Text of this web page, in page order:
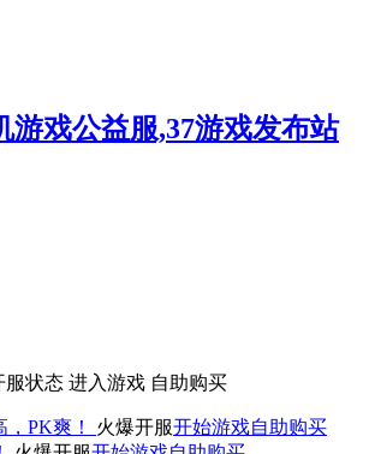
服状态 进入游戏 自助购买
PK爽！ 火爆开服开始游戏自助购买